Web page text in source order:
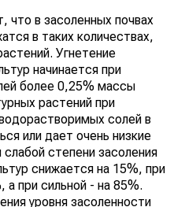
что в засоленных почвах
в таких количествах,
Угнетение
начинается при
более 0,25% массы
растений при
солей в
или дает очень низкие
степени засоления
снижается на 15%, при
а при сильной - на 85%.
уровня засоленности